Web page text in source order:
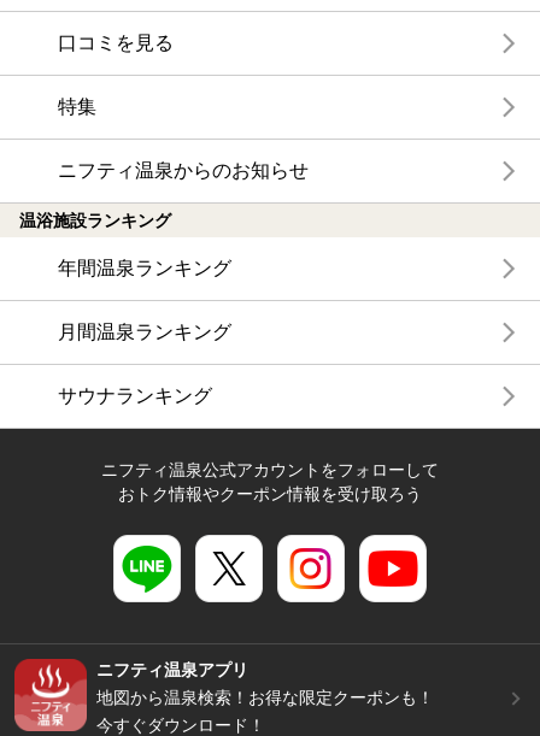
口コミを見る
特集
ニフティ温泉からのお知らせ
温浴施設ランキング
年間温泉ランキング
月間温泉ランキング
サウナランキング
ニフティ温泉公式アカウントをフォローして
おトク情報やクーポン情報を受け取ろう
ニフティ温泉アプリ
地図から温泉検索！お得な限定クーポンも！
今すぐダウンロード！